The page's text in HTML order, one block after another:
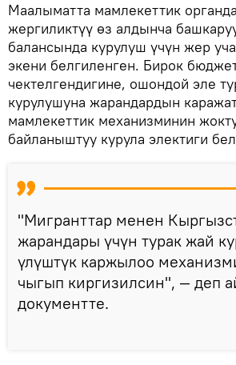
Маалыматта мамлекеттик
жергиликтүү өз алдынча
балансында курулуш үчүн жер
экени белгиленген. Бирок
чектелгендигине, ошондой эле
курулушуна жарандардын
мамлекеттик механизминин
байланыштуу курула электиги
"Мигранттар менен
жарандары үчүн турак жай
үлүштүк каржылоо
чыгып киргизилсин", — деп
документте.